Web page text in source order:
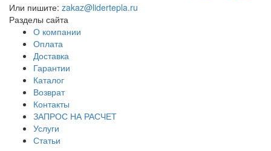
Или пишите: zakaz@lidertepla.ru
Разделы сайта
О компании
Оплата
Доставка
Гарантии
Каталог
Возврат
Контакты
ЗАПРОС НА РАСЧЕТ
Услуги
Статьи